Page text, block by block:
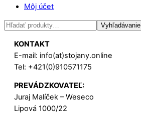
Môj účet
Hľadať: Vyhľadávanie
KONTAKT
E-mail: info(at)stojany.online
Tel: +421(0)910571175
PREVÁDZKOVATEĽ:
Juraj Malíček – Weseco
Lipová 1000/22